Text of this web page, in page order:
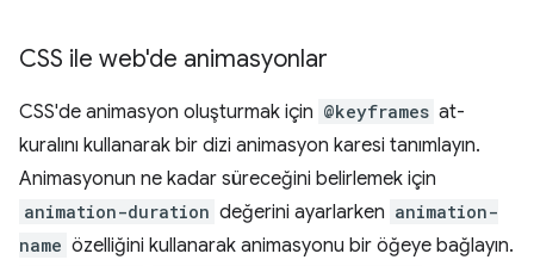
CSS ile web'de animasyonlar
CSS'de animasyon oluşturmak için @keyframes at-
kuralını kullanarak bir dizi animasyon karesi tanımlayın.
Animasyonun ne kadar süreceğini belirlemek için
animation-duration değerini ayarlarken animation-
name özelliğini kullanarak animasyonu bir öğeye bağlayın.